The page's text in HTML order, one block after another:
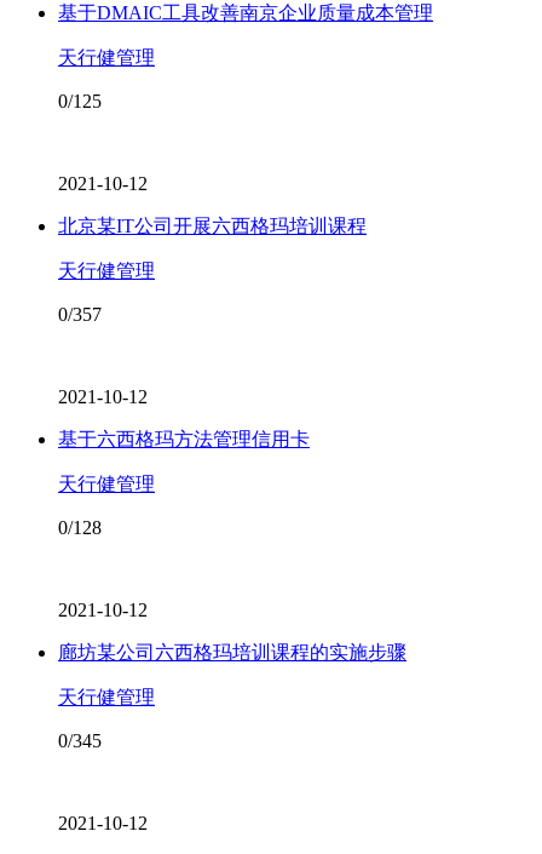
基于DMAIC工具改善南京企业质量成本管理
天行健管理
0/125
2021-10-12
北京某IT公司开展六西格玛培训课程
天行健管理
0/357
2021-10-12
基于六西格玛方法管理信用卡
天行健管理
0/128
2021-10-12
廊坊某公司六西格玛培训课程的实施步骤
天行健管理
0/345
2021-10-12